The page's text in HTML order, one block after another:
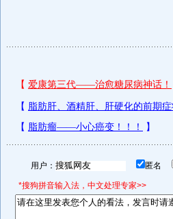
用户： 匿名
*搜狗拼音输入法，中文处理专家>>